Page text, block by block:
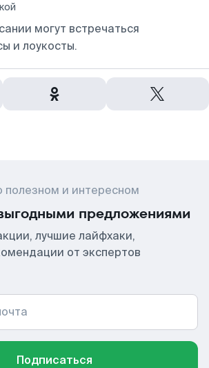
могут встречаться
и лоукосты.
полезном и интересном
предложениями
лучшие лайфхаки,
от экспертов
Подписаться